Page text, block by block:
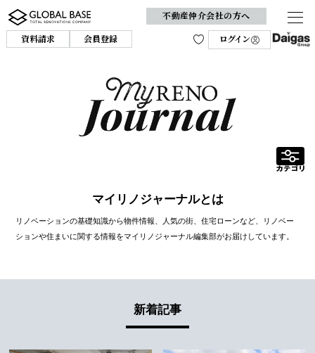
不動産仲介会社の方へ
資料請求
会員登録 ログイン
マイリノジャーナルとは
リノベーションの基礎知識から物件情報、人気の街、住宅ローンなど、リノベー
ションや住まいに関する情報をマイリノジャーナル編集部がお届けしています。
新着記事